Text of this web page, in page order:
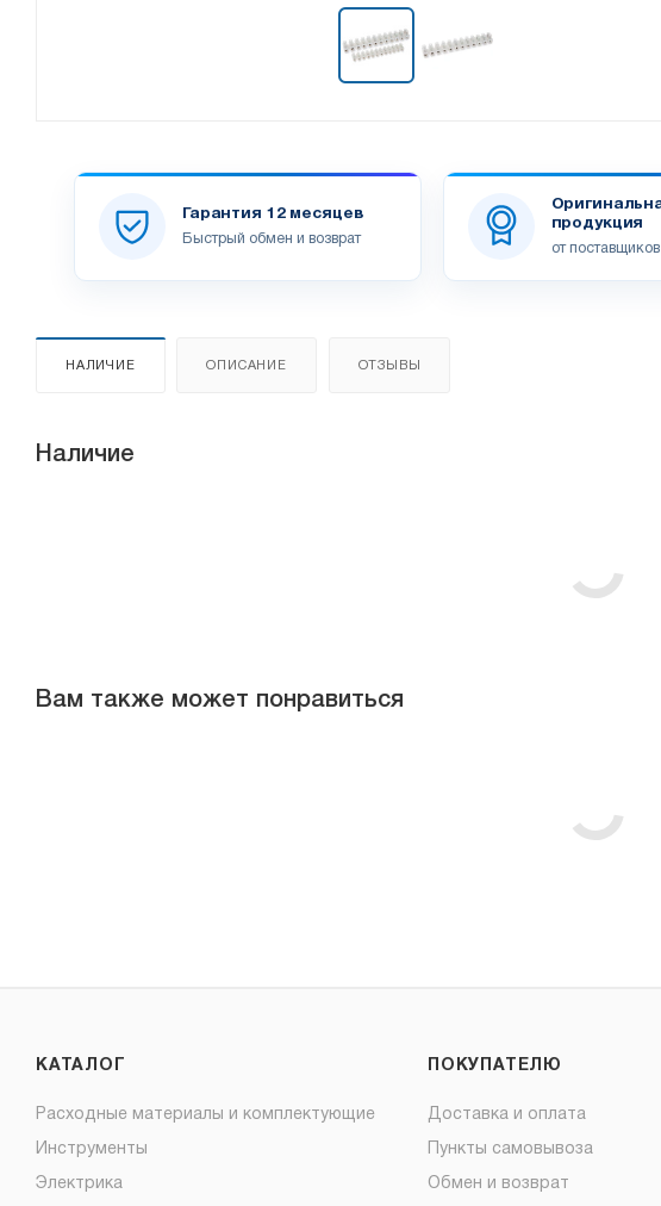
Гарантия 12 месяцев
Быстрый обмен и возврат
продукция
от поставщиков
НАЛИЧИЕ ОПИСАНИЕ ОТЗЫВЫ
Наличие
Вам также может понравиться
КАТАЛОГ
Расходные материалы и комплектующие
Инструменты
Электрика
ПОКУПАТЕЛЮ
Доставка и оплата
Пункты самовывоза
Обмен и возврат